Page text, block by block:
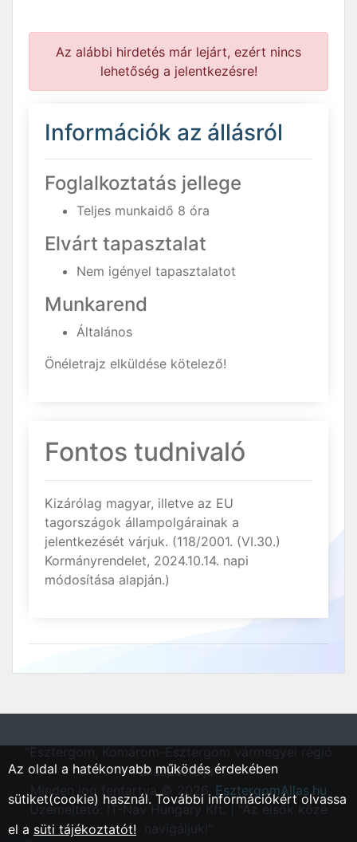
Az alábbi hirdetés már lejárt, ezért nincs
lehetőség a jelentkezésre!
Információk az állásról
Foglalkoztatás jellege
Teljes munkaidő 8 óra
Elvárt tapasztalat
Nem igényel tapasztalatot
Munkarend
Általános
Önéletrajz elküldése kötelező!
Fontos tudnivaló
Kizárólag magyar, illetve az EU
tagországok állampolgárainak a
jelentkezését várjuk. (118/2001. (VI.30.)
Kormányrendelet, 2024.10.14. napi
módosítása alapján.)
állásportálja"
Minden jog fentartva © 2026. EsztergomAllas.hu
Üzemeltető: IT-Nav Hungary Kft. | "Az elsők közé
Az oldal a hatékonyabb működés érdekében
sütiket(cookie) használ. További információkért olvassa
el a süti tájékoztatót!